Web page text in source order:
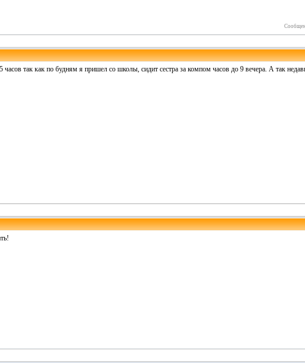
так как по будням я пришел со школы, сидит сестра за компом часов до 9 вечера. А так